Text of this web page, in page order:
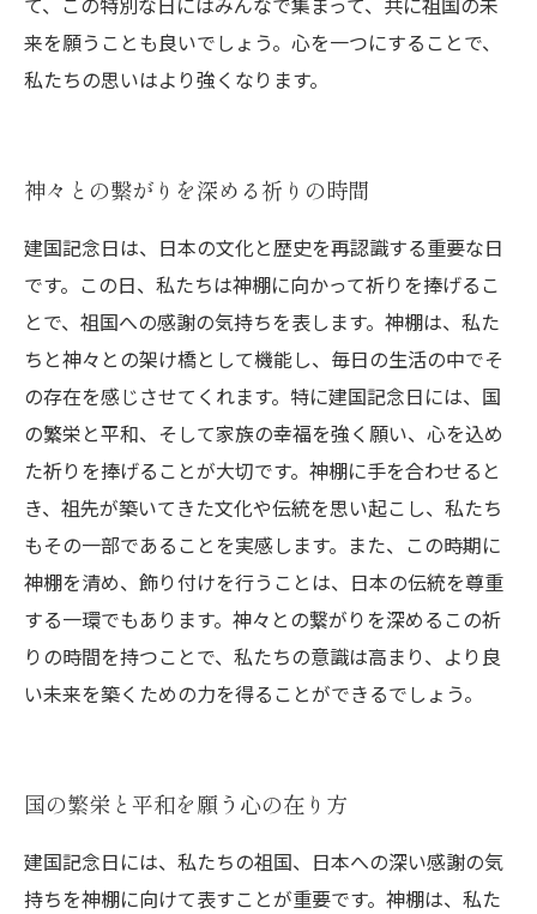
来を願うことも良いでしょう。心を一つにすることで、
私たちの思いはより強くなります。
神々との繋がりを深める祈りの時間
建国記念日は、日本の文化と歴史を再認識する重要な日
です。この日、私たちは神棚に向かって祈りを捧げるこ
とで、祖国への感謝の気持ちを表します。神棚は、私た
ちと神々との架け橋として機能し、毎日の生活の中でそ
の存在を感じさせてくれます。特に建国記念日には、国
の繁栄と平和、そして家族の幸福を強く願い、心を込め
た祈りを捧げることが大切です。神棚に手を合わせると
き、祖先が築いてきた文化や伝統を思い起こし、私たち
もその一部であることを実感します。また、この時期に
神棚を清め、飾り付けを行うことは、日本の伝統を尊重
する一環でもあります。神々との繋がりを深めるこの祈
りの時間を持つことで、私たちの意識は高まり、より良
い未来を築くための力を得ることができるでしょう。
国の繁栄と平和を願う心の在り方
建国記念日には、私たちの祖国、日本への深い感謝の気
持ちを神棚に向けて表すことが重要です。神棚は、私た